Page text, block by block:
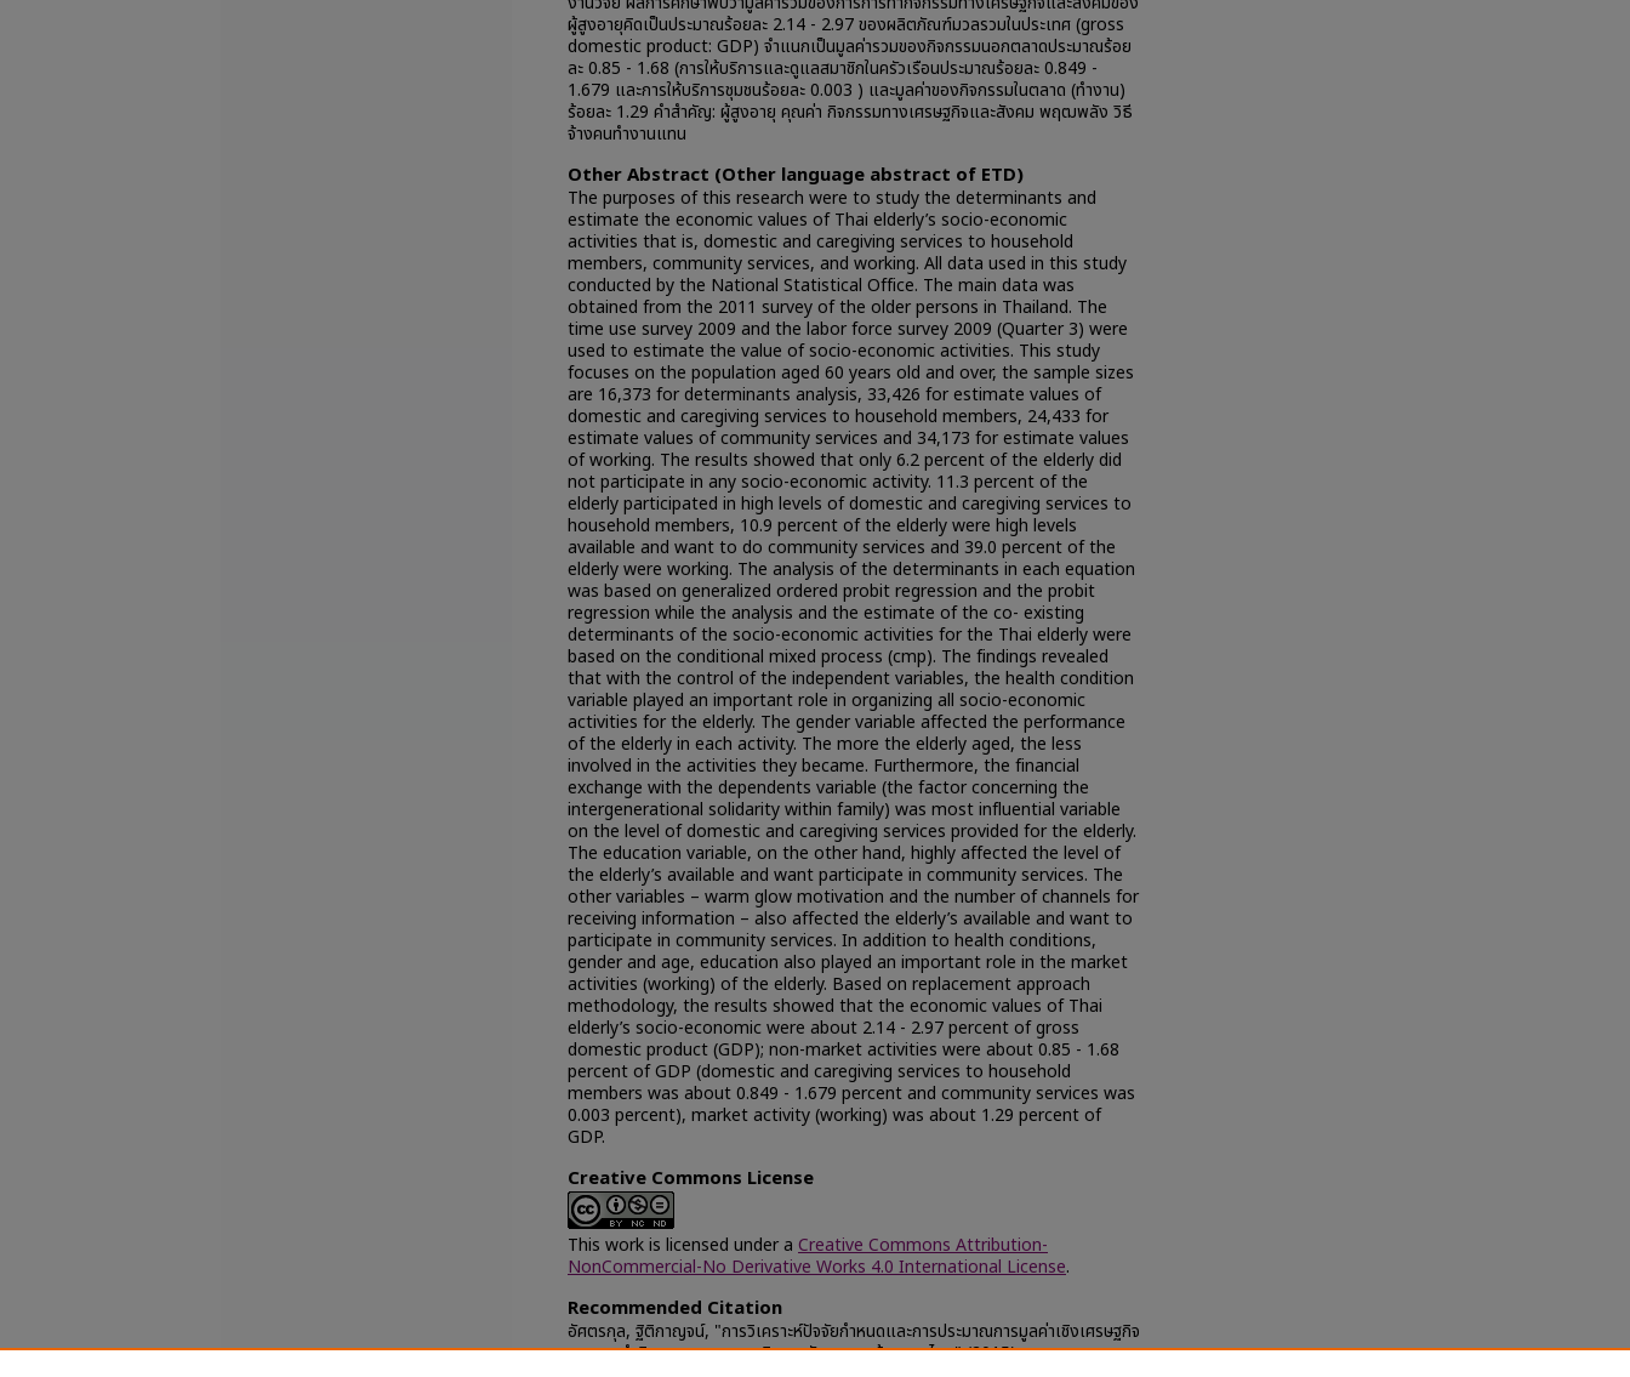
ผู้สูงอายุคิดเป็นประมาณร้อยละ 2.14 - 2.97 ของผลิตภัณฑ์มวลรวมในประเทศ (gross
domestic product: GDP) จำแนกเป็นมูลค่ารวมของกิจกรรมนอกตลาดประมาณร้อย
ละ 0.85 - 1.68 (การให้บริการและดูแลสมาชิกในครัวเรือนประมาณร้อยละ 0.849 -
1.679 และการให้บริการชุมชนร้อยละ 0.003 ) และมูลค่าของกิจกรรมในตลาด (ทำงาน)
ร้อยละ 1.29 คำสำคัญ: ผู้สูงอายุ คุณค่า กิจกรรมทางเศรษฐกิจและสังคม พฤฒพลัง วิธี
จ้างคนทำงานแทน
Other Abstract (Other language abstract of ETD)
The purposes of this research were to study the determinants and
estimate the economic values of Thai elderly’s socio-economic
activities that is, domestic and caregiving services to household
members, community services, and working. All data used in this study
conducted by the National Statistical Office. The main data was
obtained from the 2011 survey of the older persons in Thailand. The
time use survey 2009 and the labor force survey 2009 (Quarter 3) were
used to estimate the value of socio-economic activities. This study
focuses on the population aged 60 years old and over, the sample sizes
are 16,373 for determinants analysis, 33,426 for estimate values of
domestic and caregiving services to household members, 24,433 for
estimate values of community services and 34,173 for estimate values
of working. The results showed that only 6.2 percent of the elderly did
not participate in any socio-economic activity. 11.3 percent of the
elderly participated in high levels of domestic and caregiving services to
household members, 10.9 percent of the elderly were high levels
available and want to do community services and 39.0 percent of the
elderly were working. The analysis of the determinants in each equation
was based on generalized ordered probit regression and the probit
regression while the analysis and the estimate of the co- existing
determinants of the socio-economic activities for the Thai elderly were
based on the conditional mixed process (cmp). The findings revealed
that with the control of the independent variables, the health condition
variable played an important role in organizing all socio-economic
activities for the elderly. The gender variable affected the performance
of the elderly in each activity. The more the elderly aged, the less
involved in the activities they became. Furthermore, the financial
exchange with the dependents variable (the factor concerning the
intergenerational solidarity within family) was most influential variable
on the level of domestic and caregiving services provided for the elderly.
The education variable, on the other hand, highly affected the level of
the elderly’s available and want participate in community services. The
other variables – warm glow motivation and the number of channels for
receiving information – also affected the elderly’s available and want to
participate in community services. In addition to health conditions,
gender and age, education also played an important role in the market
activities (working) of the elderly. Based on replacement approach
methodology, the results showed that the economic values of Thai
elderly’s socio-economic were about 2.14 - 2.97 percent of gross
domestic product (GDP); non-market activities were about 0.85 - 1.68
percent of GDP (domestic and caregiving services to household
members was about 0.849 - 1.679 percent and community services was
0.003 percent), market activity (working) was about 1.29 percent of
GDP.
Creative Commons License
This work is licensed under a Creative Commons Attribution-
NonCommercial-No Derivative Works 4.0 International License.
Recommended Citation
อัศตรกุล, ฐิติกาญจน์, "การวิเคราะห์ปัจจัยกำหนดและการประมาณการมูลค่าเชิงเศรษฐกิจ
ของการทำกิจกรรมทางเศรษฐกิจและสังคมของผู้สูงอายุไทย" (2015).